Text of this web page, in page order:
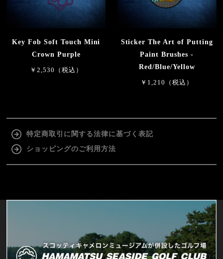
Key Fob Soft Touch Mini
Crown Purple
￥2,530（税込）
Sticker The Art of Putting
Paint Brushes -
Red/Blue/Yellow
￥1,210（税込）
特定商取引に関する法律に基づく表記
ショッピングのご利用方法